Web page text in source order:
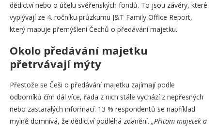
dědictví nebo o účelu svěřenských fondů. To jsou závěry, které
vyplývají ze 4. ročníku průzkumu J&T Family Office Report,
který mapuje přemýšlení Čechů o předávání majetku.
Okolo předávání majetku
přetrvávají mýty
Přestože se Češi o předávání majetku zajímají podle
odborníků čím dál více, řada z nich stále vychází z nepřesných
nebo zastaralých informací. 13 % respondentů se například
mylně domnívá, že dědictví podléhá zdanění. „Přitom majetek a